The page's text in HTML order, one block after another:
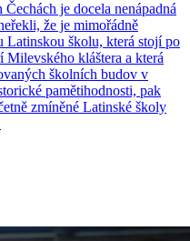
je docela nenápadná
že je mimořádně
Latinskou školu, která stojí po
Milevského kláštera a která
školních budov v
pamětihodnosti, pak
zmíněné Latinské školy